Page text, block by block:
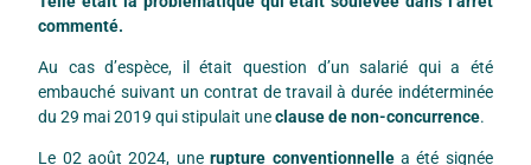
commenté.
Au cas d’espèce, il était question d’un salarié qui a été
embauché suivant un contrat de travail à durée indéterminée
du 29 mai 2019 qui stipulait uneclause de non-concurrence.
Le 02 août 2024, unerupture conventionnelle a été signée